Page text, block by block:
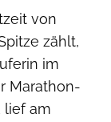
von
zählt,
im
Marathon-
lief am